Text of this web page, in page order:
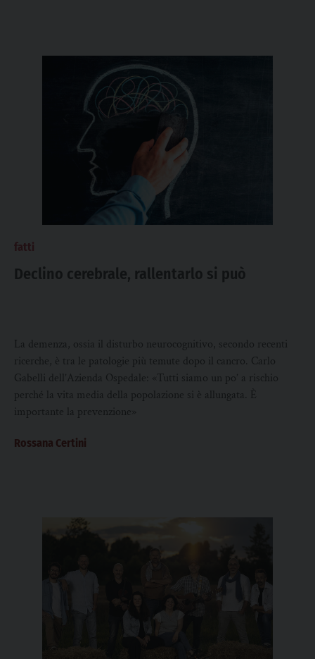
fatti
Declino cerebrale, rallentarlo si può
La demenza, ossia il disturbo neurocognitivo, secondo recenti
ricerche, è tra le patologie più temute dopo il cancro. Carlo
Gabelli dell’Azienda Ospedale: «Tutti siamo un po’ a rischio
perché la vita media della popolazione si è allungata. È
importante la prevenzione»
Rossana Certini